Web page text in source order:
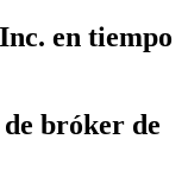
en tiempo
bróker de